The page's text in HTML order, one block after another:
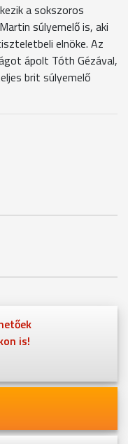
a sokszoros
súlyemelő is, aki
elnöke. Az
ápolt Tóth Gézával,
brit súlyemelő
is!